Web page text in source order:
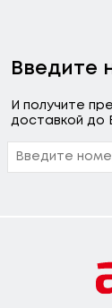
Введите
И получите
доставкой до